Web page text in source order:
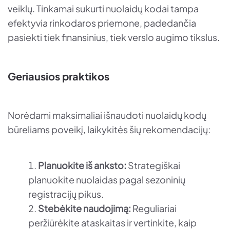
veiklų. Tinkamai sukurti nuolaidų kodai tampa
efektyvia rinkodaros priemone, padedančia
pasiekti tiek finansinius, tiek verslo augimo tikslus.
Geriausios praktikos
Norėdami maksimaliai išnaudoti nuolaidų kodų
būreliams poveikį, laikykitės šių rekomendacijų:
Planuokite iš anksto: Strategiškai
planuokite nuolaidas pagal sezoninių
registracijų pikus.
Stebėkite naudojimą: Reguliariai
peržiūrėkite ataskaitas ir vertinkite, kaip